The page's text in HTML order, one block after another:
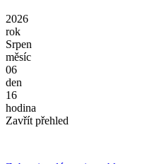
2026
rok
Srpen
měsíc
06
den
16
hodina
Zavřít přehled